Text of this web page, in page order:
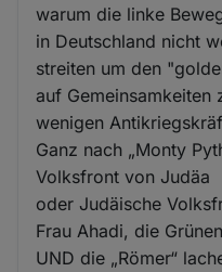
warum die linke
in Deutschland nicht
streiten um den
auf Gemeinsamkeiten
wenigen
Ganz nach „Monty
Volksfront von Judäa
oder Judäische
Frau Ahadi, die
UND die „Römer“